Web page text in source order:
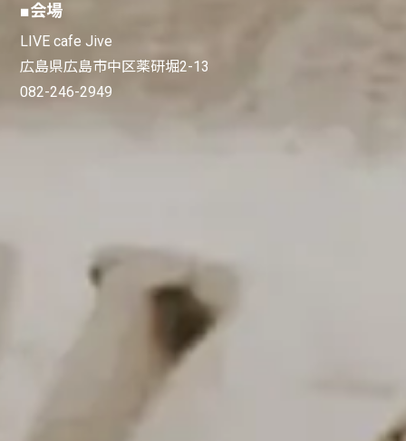
■会場
LIVE cafe Jive
広島県広島市中区薬研堀2-13
082-246-2949